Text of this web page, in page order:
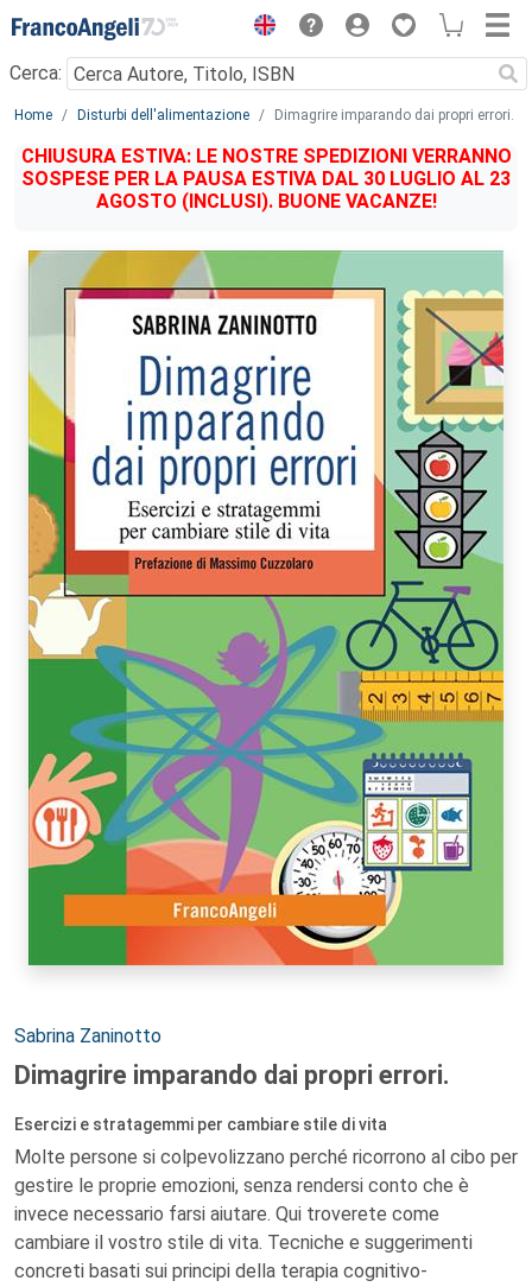
Menu
Cerca:
Main content
Home Disturbi dell'alimentazione Dimagrire imparando dai propri errori.
CHIUSURA ESTIVA: LE NOSTRE SPEDIZIONI VERRANNO
SOSPESE PER LA PAUSA ESTIVA DAL 30 LUGLIO AL 23
AGOSTO (INCLUSI). BUONE VACANZE!
Autori:
Sabrina Zaninotto
Dimagrire imparando dai propri errori.
Esercizi e stratagemmi per cambiare stile di vita
Molte persone si colpevolizzano perché ricorrono al cibo per
gestire le proprie emozioni, senza rendersi conto che è
invece necessario farsi aiutare. Qui troverete come
cambiare il vostro stile di vita. Tecniche e suggerimenti
concreti basati sui principi della terapia cognitivo-